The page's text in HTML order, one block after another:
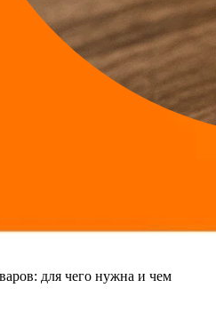
для чего нужна и чем